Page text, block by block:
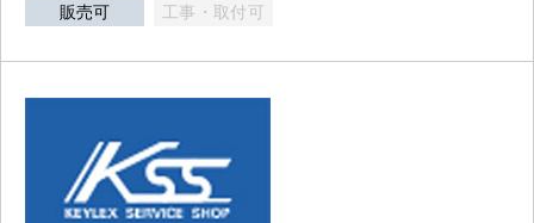
販売可 工事・取付可